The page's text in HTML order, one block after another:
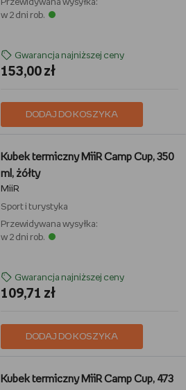
Przewidywana wysyłka:
w 2 dni rob.
Gwarancja najniższej ceny
153,00 zł
DODAJ DO KOSZYKA
Kubek termiczny MiiR Camp Cup, 350
ml, żółty
MiiR
Sport i turystyka
Przewidywana wysyłka:
w 2 dni rob.
Gwarancja najniższej ceny
109,71 zł
DODAJ DO KOSZYKA
Kubek termiczny MiiR Camp Cup, 473